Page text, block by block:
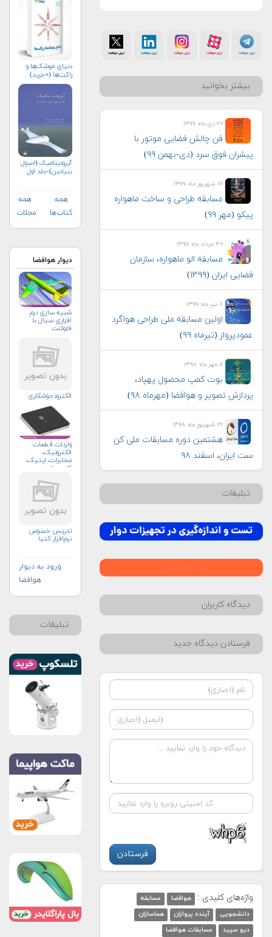
بیشتر بخوانید
۲۰ دی ماه ۱۳۹۹
فن چالش فضایی موتور با
پیشران فوق سرد (دی-بهمن ۹۹)
۱۷ شهریور ماه ۱۳۹۹
مسابقه طراحی و ساخت ماهواره
پیکو (مهر ۹۹)
۳۰ مرداد ماه ۱۳۹۹
مسابقه الو ماهواره، سازمان
فضایی ایران (۱۳۹۹)
۱۱ تیر ماه ۱۳۹۹
اولین مسابقه ملی طراحی هواگرد
عمودپرواز (تیرماه ۹۹)
۸ مهر ماه ۱۳۹۸
بوت کمپ محصول پهپاد،
پردازش تصویر و هوافضا (مهرماه ۹۸)
۲۶ شهریور ماه ۱۳۹۸
هشتمین دوره مسابقات ملی کن
ست ایران، اسفند ۹۸
تبلیغات
دیدگاه کاربران
فرستادن دیدگاه جدید
واژه‌های کلیدی : هوافضا
مسابقه
دانشجویی
آینده پروازان
هماسازان
دیو سپید
مسابقات هوافضا
دنیای موشک‌ها و
راکت‌ها (+خرید)
آیرودینامیک (اصول
بنیادین)-جلد اول
همه
کتاب‌ها
همه
مجلات
دیوار هوافضا
شبیه سازی نرم
افزاری سیال با
فلوئنت
الکترودجوشکاری
واردات قطعات
الکترونیک،
مخابرات، اپتیک،
کامپیوتر
تدریس خصوص
نرم‌افزار کتیا
ورود به دیوار
هوافضا
تبلیغات